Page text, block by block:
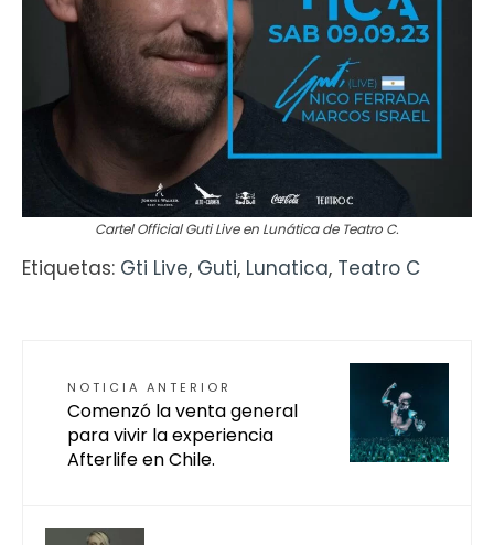
Cartel Official Guti Live en Lunática de Teatro C.
Etiquetas: Gti Live, Guti, Lunatica, Teatro C
NOTICIA ANTERIOR
Comenzó la venta general
para vivir la experiencia
Afterlife en Chile.